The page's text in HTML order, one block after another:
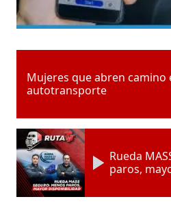
Mujeres que abren camino
autotransporte
Rueda
paros,